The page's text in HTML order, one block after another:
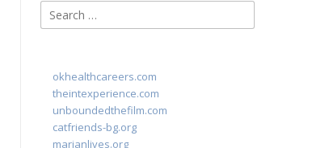
Search
for:
okhealthcareers.com
theintexperience.com
unboundedthefilm.com
catfriends-bg.org
marianlives.org